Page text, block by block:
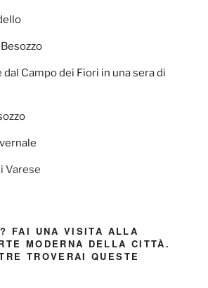
dal Campo dei Fiori in una sera di
Varese
FAI UNA VISITA ALLA
MODERNA DELLA CITTÀ.
TROVERAI QUESTE